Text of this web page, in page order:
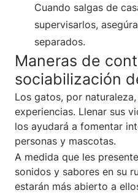
Cuando salgas de
supervisarlos,
separados.
Maneras de
sociabilización
Los gatos, por
experiencias. Llenar sus
los ayudará a fomentar
personas y mascotas.
A medida que les
sonidos y sabores en su
estarán más abierto a